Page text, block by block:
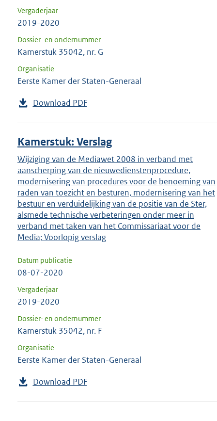
Vergaderjaar
2019-2020
Dossier- en ondernummer
Kamerstuk 35042, nr. G
Organisatie
Eerste Kamer der Staten-Generaal
Download PDF
Kamerstuk: Verslag
Wijziging van de Mediawet 2008 in verband met
aanscherping van de nieuwedienstenprocedure,
modernisering van procedures voor de benoeming van
raden van toezicht en besturen, modernisering van het
bestuur en verduidelijking van de positie van de Ster,
alsmede technische verbeteringen onder meer in
verband met taken van het Commissariaat voor de
Media; Voorlopig verslag
Datum publicatie
08-07-2020
Vergaderjaar
2019-2020
Dossier- en ondernummer
Kamerstuk 35042, nr. F
Organisatie
Eerste Kamer der Staten-Generaal
Download PDF